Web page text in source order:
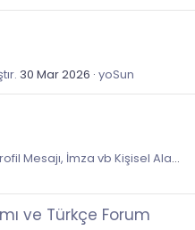
30 Mar 2026 yoSun
Nick, Avatar, Profil Resmi, Profil Mesajı, İmza vb Kişisel Alan Istekleriniz
ve Türkçe Forum